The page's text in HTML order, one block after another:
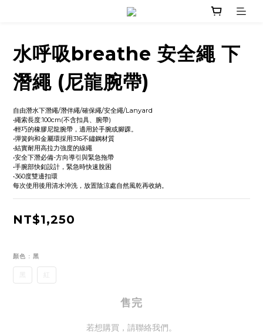
水呼吸breathe 安全繩 下
潛繩 (尼龍腕帶)
自由潛水下潛繩/潛伴繩/確保繩/安全繩/Lanyard
•繩索長度:100cm(不含扣具、腕帶)
•輕巧的橡膠尼龍腕帶，適用於手腕或腳踝。
•彈簧鉤和金屬環採用316不鏽鋼材質
•結實耐用高拉力強度的線繩
•安全下潛必備-方向導引與緊急拖帶
•手腕部快釦設計，緊急時快速脫困
•360度雙邊扣環
每次使用後用清水沖洗，放置陰涼處自然風乾再收納。
NT$1,250
顏色 : 黑
售完
若想購買，請聯絡我們。